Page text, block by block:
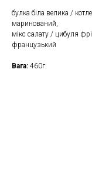
булка біла велика /
маринований,
мікс салату / цибуля
французький
Вага: 460г.